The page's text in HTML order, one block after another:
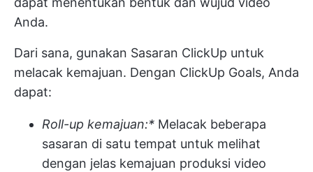
Anda.
Dari sana, gunakan Sasaran ClickUp untuk
melacak kemajuan. Dengan ClickUp Goals, Anda
dapat:
Roll-up kemajuan:* Melacak beberapa
sasaran di satu tempat untuk melihat
dengan jelas kemajuan produksi video